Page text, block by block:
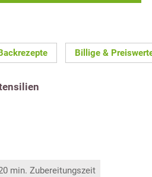
Billige &
min. Zubereitungszeit